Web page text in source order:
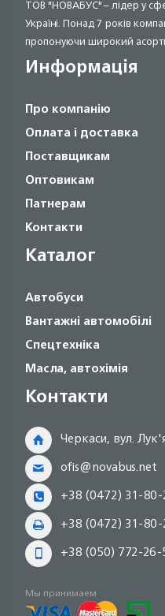
ТОВ "НОВАБУС" – лідер у
Україні. Понад 7 років
пропонуючи широкий
Информація
Про компанію
Оплата і доставка
Поставщикам
Оптовикам
Патнерам
Контакти
Каталог
Автобуси
Вантажні автомобілі
Спецтехніка
Масла, автохімія
Контакти
Черкаси, вул.
ofis@novabus.net
+38 (0472) 31-
+38 (0472) 31-
+38 (050) 772-26-
Мы принимаем